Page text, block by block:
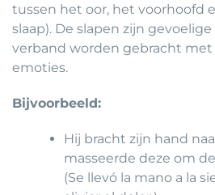
tussen het oor, het voorhoofd
slaap). De slapen zijn
verband worden gebracht
emoties.
Bijvoorbeeld:
Hij bracht zijn hand
masseerde deze om
(Se llevó la mano a la